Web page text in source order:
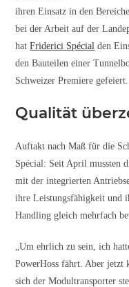
ihren Einsatz in den
bei der Arbeit auf der
hatFriderici Spécial den
den Bauteilen einer
Schweizer Premiere gefeiert.
Qualität
Auftakt nach Maß für die
Spécial: Seit April mussten
mit der integrierten
ihre Leistungsfähigkeit und
Handling gleich mehrfach
„Um ehrlich zu sein, ich
PowerHoss fährt. Aber jetzt
sich der Modultransporter